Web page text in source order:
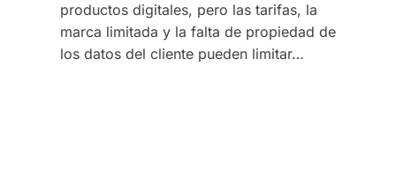
productos digitales, pero las tarifas, la
marca limitada y la falta de propiedad de
los datos del cliente pueden limitar…